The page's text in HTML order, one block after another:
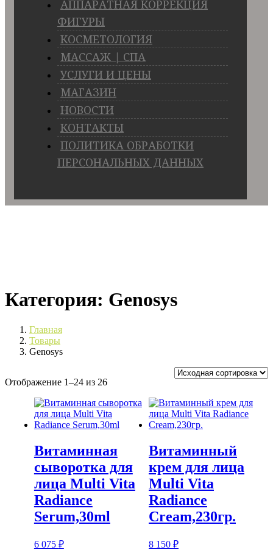
АППАРАТНАЯ КОРРЕКЦИЯ
ФИГУРЫ
КОСМЕТОЛОГИЯ
МАССАЖ | СПА
УСЛУГИ И ЦЕНЫ
МАГАЗИН
НОВОСТИ
КОНТАКТЫ
ПОЛИТИКА ОБРАБОТКИ
ПЕРСОНАЛЬНЫХ ДАННЫХ
Категория: Genosys
Главная
Товары
Genosys
Отображение 1–24 из 26
Витаминная
сыворотка для
лица Multi Vita
Radiance
Serum,30ml
6 075 ₽
Витаминный
крем для лица
Multi Vita
Radiance
Cream,230гр.
8 150 ₽